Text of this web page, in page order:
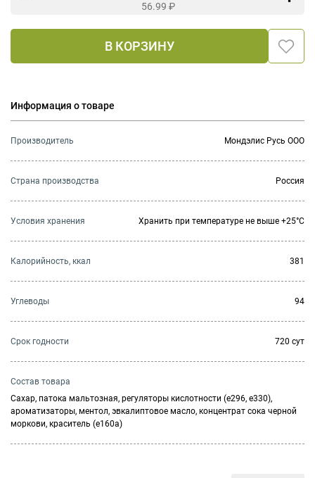
56.99 ₽
В КОРЗИНУ
Информация о товаре
Производитель Мондэлис Русь ООО
Страна производства Россия
Условия хранения Хранить при температуре не выше +25°C
Калорийность, ккал 381
Углеводы 94
Cрок годности 720 сут
Состав товара
Сахар, патока мальтозная, регуляторы кислотности (е296, е330),
ароматизаторы, ментол, эвкалиптовое масло, концентрат сока черной
моркови, краситель (е160a)